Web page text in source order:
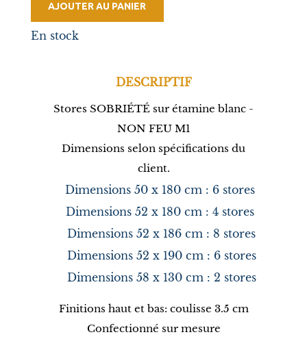
AJOUTER AU PANIER
En stock
DESCRIPTIF
Stores SOBRIÉTÉ sur étamine blanc -
NON FEU M1
Dimensions selon spécifications du
client.
Dimensions 50 x 180 cm : 6 stores
Dimensions 52 x 180 cm : 4 stores
Dimensions 52 x 186 cm : 8 stores
Dimensions 52 x 190 cm : 6 stores
Dimensions 58 x 130 cm : 2 stores
Finitions haut et bas: coulisse 3.5 cm
Confectionné sur mesure